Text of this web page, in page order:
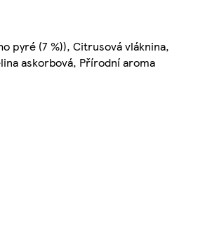
pyré (7 %)), Citrusová vláknina,
askorbová, Přírodní aroma